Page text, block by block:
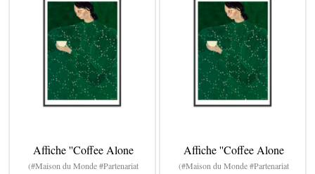
Affiche ''Coffee Alone
(#Maison du Monde #Partenariat
Affiche ''Coffee Alone
(#Maison du Monde #Partenariat